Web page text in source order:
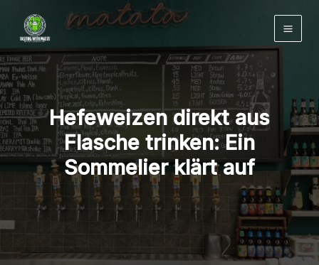
Inhalt
springen
Hefeweizen direkt aus
Flasche trinken: Ein
Sommelier klärt auf